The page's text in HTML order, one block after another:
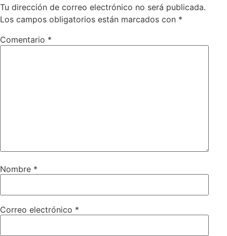
Tu dirección de correo electrónico no será publicada.
Los campos obligatorios están marcados con *
Comentario *
Nombre *
Correo electrónico *